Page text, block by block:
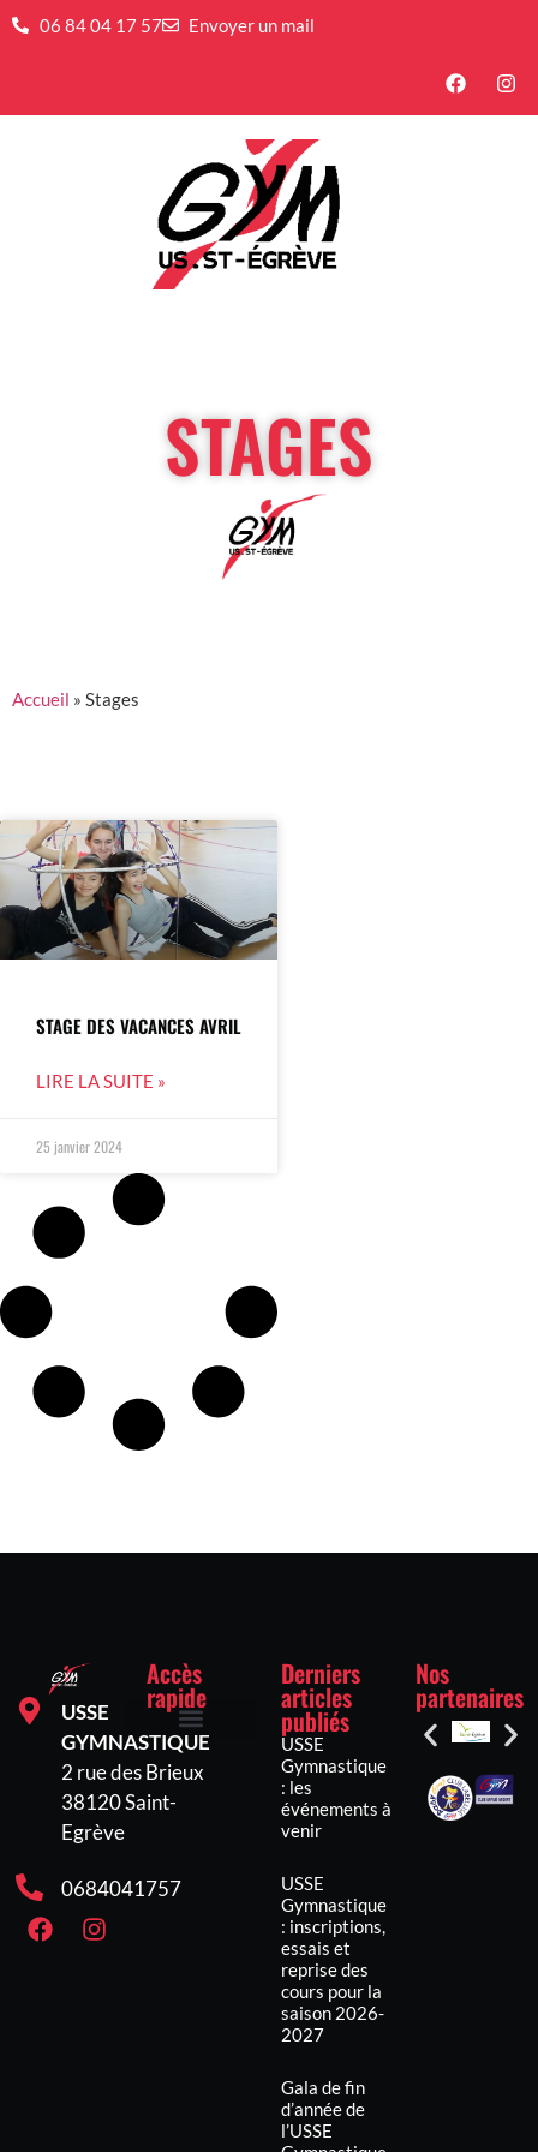
06 84 04 17 57 Envoyer un mail
STAGES
Accueil » Stages
STAGE DES VACANCES AVRIL
LIRE LA SUITE »
25 janvier 2024
USSE
GYMNASTIQUE
2 rue des Brieux
38120 Saint-
Egrève
0684041757
Accès
rapide
Derniers
articles
publiés
USSE
Gymnastique
: les
événements à
venir
USSE
Gymnastique
: inscriptions,
essais et
reprise des
cours pour la
saison 2026-
2027
Gala de fin
d’année de
l’USSE
Nos
partenaires